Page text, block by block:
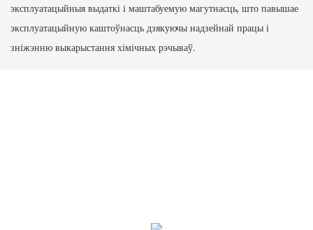
эксплуатацыйныя выдаткі і маштабуемую магутнасць, што павышае
эксплуатацыйную каштоўнасць дзякуючы надзейнай працы і
зніжэнню выкарыстання хімічных рэчываў.